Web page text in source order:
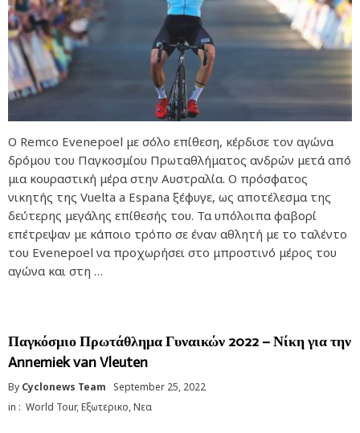
Ο Remco Evenepoel με σόλο επίθεση, κέρδισε τον αγώνα
δρόμου του Παγκοσμίου Πρωταθλήματος ανδρών μετά από
μια κουραστική μέρα στην Αυστραλία. Ο πρόσφατος
νικητής της Vuelta a Espana ξέφυγε, ως αποτέλεσμα της
δεύτερης μεγάλης επίθεσής του. Τα υπόλοιπα φαβορί
επέτρεψαν με κάποιο τρόπο σε έναν αθλητή με το ταλέντο
του Evenepoel να προχωρήσει στο μπροστινό μέρος του
αγώνα και στη …
Παγκόσμιο Πρωτάθλημα Γυναικών 2022 – Νίκη για την
Annemiek van Vleuten
By Cyclonews Team
September 25, 2022
in : World Tour,Εξωτερικο,Νεα